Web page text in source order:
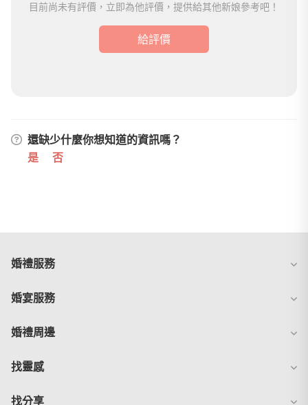
目前尚未有評價，立即為他評價，提供給其他新娘參考吧！
給評價
還缺少什麼你想知道的資訊嗎？
是
否
婚禮服務
婚宴服務
婚禮周邊
找靈感
找分享